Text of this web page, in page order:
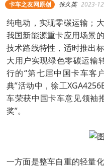
卡车之友网原创 张久英 2023-
纯电动，实现零碳运输；
我国新能源重卡应用场景
技术路线特性，适时推出
大用户实现绿色零碳运输
行的“第七届中国卡车
典”活动中，徐工
车荣获中国卡车意见领袖
奖”。
一方面是整车自重的轻量